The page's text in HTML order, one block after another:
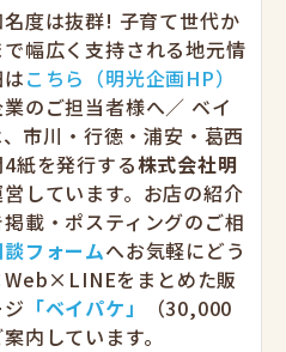
度は抜群! 子育て世代か
幅広く支持される地元情
こちら（明光企画HP）
のご担当者様へ／ ベイ
市川・行徳・浦安・葛西
紙を発行する株式会社明
しています。お店の紹介
載・ポスティングのご相
フォームへお気軽にどう
をまとめた販
「ベイパケ」
（30,000
内しています。